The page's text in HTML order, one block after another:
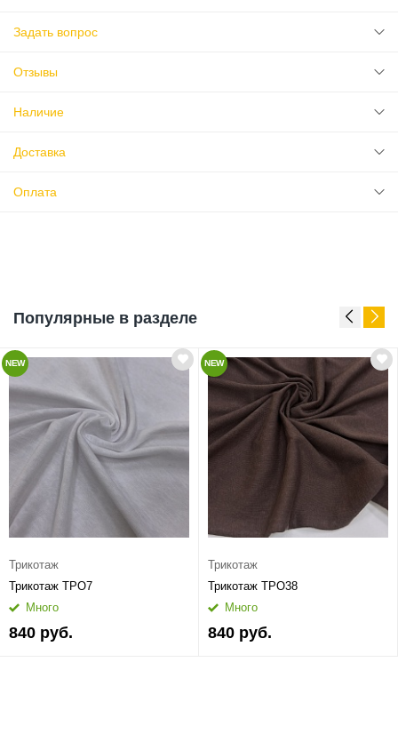
Задать вопрос
Отзывы
Наличие
Доставка
Оплата
Популярные в разделе
NEW
Трикотаж
Трикотаж ТРО7
Много
840 руб.
NEW
Трикотаж
Трикотаж ТРО38
Много
840 руб.